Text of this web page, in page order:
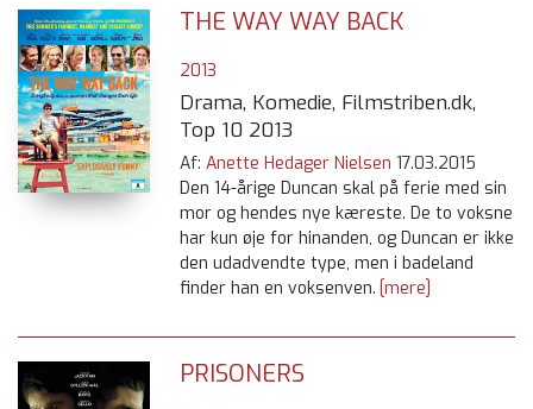
THE WAY WAY BACK
2013
Drama, Komedie, Filmstriben.dk,
Top 10 2013
Af: Anette Hedager Nielsen 17.03.2015
Den 14-årige Duncan skal på ferie med sin
mor og hendes nye kæreste. De to voksne
har kun øje for hinanden, og Duncan er ikke
den udadvendte type, men i badeland
finder han en voksenven. [mere]
PRISONERS